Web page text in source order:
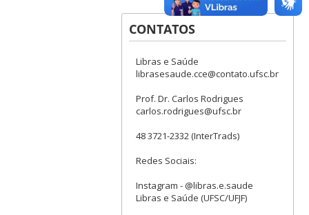
CONTATOS
Libras e Saúde
librasesaude.cce@contato.ufsc.br
Prof. Dr. Carlos Rodrigues
carlos.rodrigues@ufsc.br
48 3721-2332 (InterTrads)
Redes Sociais:
Instagram - @libras.e.saude
Libras e Saúde (UFSC/UFJF)